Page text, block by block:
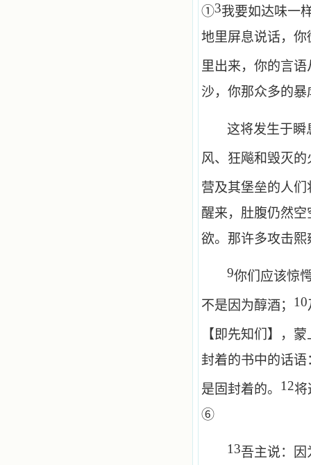
①3我要如达味一
地里屏息说话，
里出来，你的言
沙，你那众多的
这将发生于
风、狂飚和毁灭
营及其堡垒的人
醒来，肚腹仍然
欲。那许多攻击
9你们应该惊
不是因为醇酒； 10
【即先知们】，
封着的书中的话
是固封着的。 12将
⑥
13吾主说：